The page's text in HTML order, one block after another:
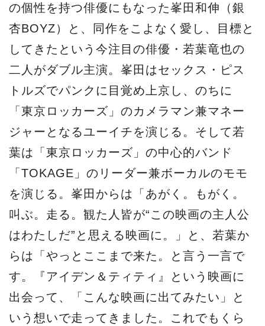
の個性を持つ俳優にもなった峯⽥和伸（銀
杏BOYZ）と、同作をこよなく愛し、⽬標と
してきたという今注⽬の俳優・若葉⻯也の
⼆⼈がダブル主演。峯⽥はセックス・ピス
トルズでパンクに⽬覚め上京し、のちに
「東京ロッカーズ」のカメラマン兼マネー
ジャーとなるユーイチを演じる。そして若
葉は「東京ロッカーズ」の中⼼的バンド
「TOKAGE」のリーダー兼ボーカルのモモ
を演じる。峯⽥からは「あがく。もがく。
叫ぶ。⾛る。観た⼈皆が“この映画の主⼈公
はわたしだ”と思える映画に。」と、若葉か
らは「やっとここまで来た。と⾔う⼀⾔で
す。『アイデン＆ティティ』という映画に
出会って、「こんな映画に出てみたい」と
いう想いで⾛ってきました。これでもくら